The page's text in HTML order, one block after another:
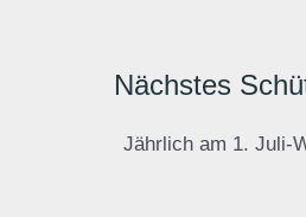
Nächstes
Jährlich am 1. Juli-